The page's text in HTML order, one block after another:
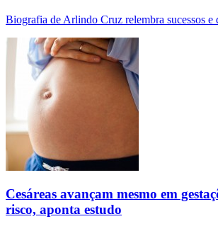
Biografia de Arlindo Cruz relembra sucessos e
Cesáreas avançam mesmo em
risco, aponta estudo